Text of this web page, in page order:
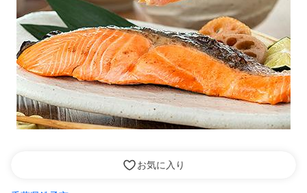
お気に入り